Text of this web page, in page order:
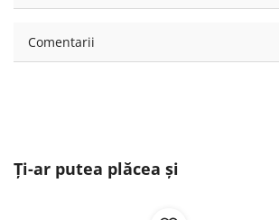
Comentarii
Ți-ar putea plăcea și